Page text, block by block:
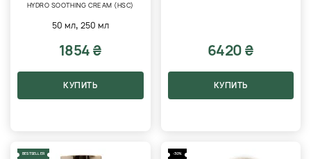
HYDRO SOOTHING CREAM (HSC)
50 мл, 250 мл
1854 ₴
КУПИТЬ
6420 ₴
КУПИТЬ
BESTSELLER -30%